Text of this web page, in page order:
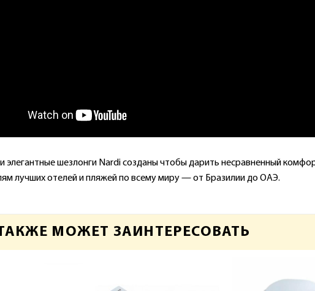
элегантные шезлонги Nardi созданы чтобы дарить несравненный
лучших отелей и пляжей по всему миру — от Бразилии до ОАЭ.
МОЖЕТ ЗАИНТЕРЕСОВАТЬ